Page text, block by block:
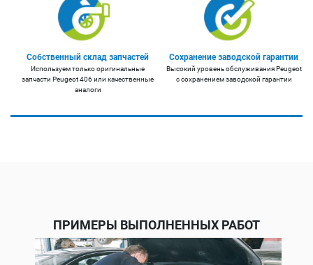
Собственный склад запчастей
Используем только оригинальные
запчасти Peugeot 406 или качественные
аналоги
Сохранение заводской гарантии
Высокий уровень обслуживания Peugeot
с сохранением заводской гарантии
ПРИМЕРЫ ВЫПОЛНЕННЫХ РАБОТ